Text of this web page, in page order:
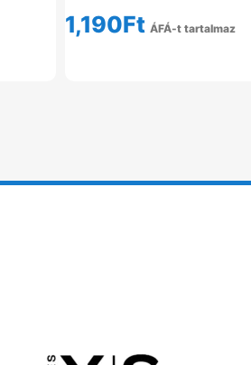
1,190Ft ÁFÁ-t tartalmaz